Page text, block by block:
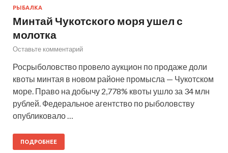
РЫБАЛКА
Минтай Чукотского моря ушел с
молотка
Оставьте комментарий
Росрыболовство провело аукцион по продаже доли
квоты минтая в новом районе промысла — Чукотском
море. Право на добычу 2,778% квоты ушло за 34 млн
рублей. Федеральное агентство по рыболовству
опубликовало …
ПОДРОБНЕЕ